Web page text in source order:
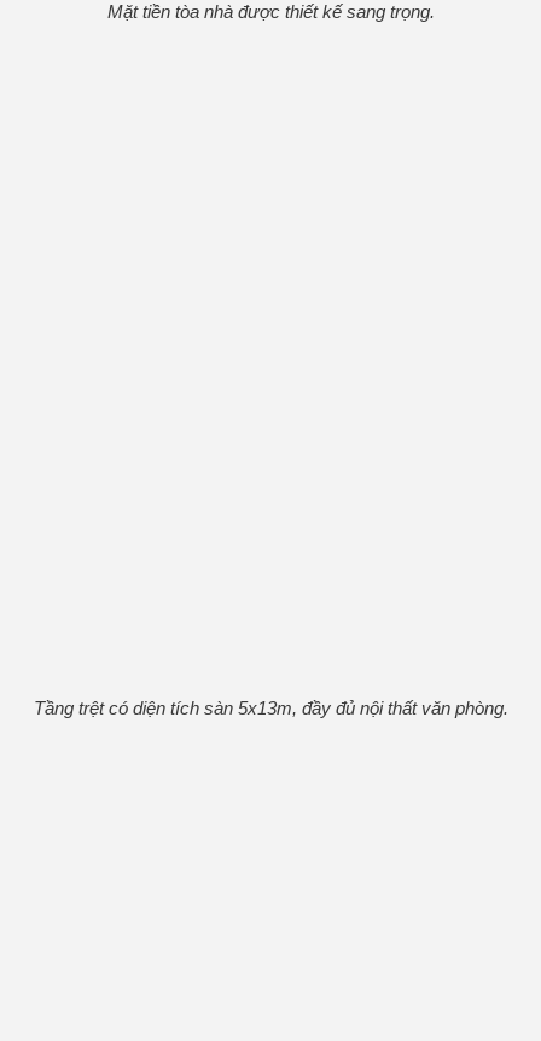
Mặt tiền tòa nhà được thiết kế sang trọng.
Tầng trệt có diện tích sàn 5x13m, đầy đủ nội thất văn phòng.